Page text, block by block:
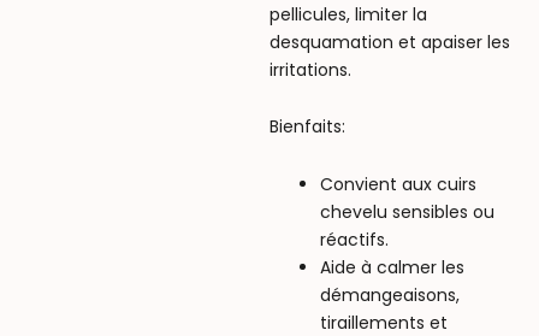
pellicules, limiter la
desquamation et apaiser les
irritations.
Bienfaits:
Convient aux cuirs
chevelu sensibles ou
réactifs.
Aide à calmer les
démangeaisons,
tiraillements et